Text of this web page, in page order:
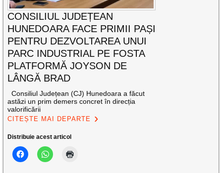
CONSILIUL JUDEȚEAN
HUNEDOARA FACE PRIMII PAȘI
PENTRU DEZVOLTAREA UNUI
PARC INDUSTRIAL PE FOSTA
PLATFORMĂ JOYSON DE
LÂNGĂ BRAD
Consiliul Județean (CJ) Hunedoara a făcut
astăzi un prim demers concret în direcția
valorificării
CITEȘTE MAI DEPARTE
Distribuie acest articol